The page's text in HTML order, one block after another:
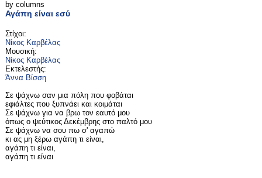
by columns
Αγάπη είναι εσύ
Στίχοι:
Νίκος Καρβέλας
Μουσική:
Νίκος Καρβέλας
Εκτελεστής:
Άννα Βίσση
Σε ψάχνω σαν μια πόλη που φοβάται
εφιάλτες που ξυπνάει και κοιμάται
Σε ψάχνω για να βρω τον εαυτό μου
όπως ο ψεύτικος Δεκέμβρης στο παλτό μου
Σε ψάχνω να σου πω σ' αγαπώ
κι ας μη ξέρω αγάπη τι είναι,
αγάπη τι είναι,
αγάπη τι είναι